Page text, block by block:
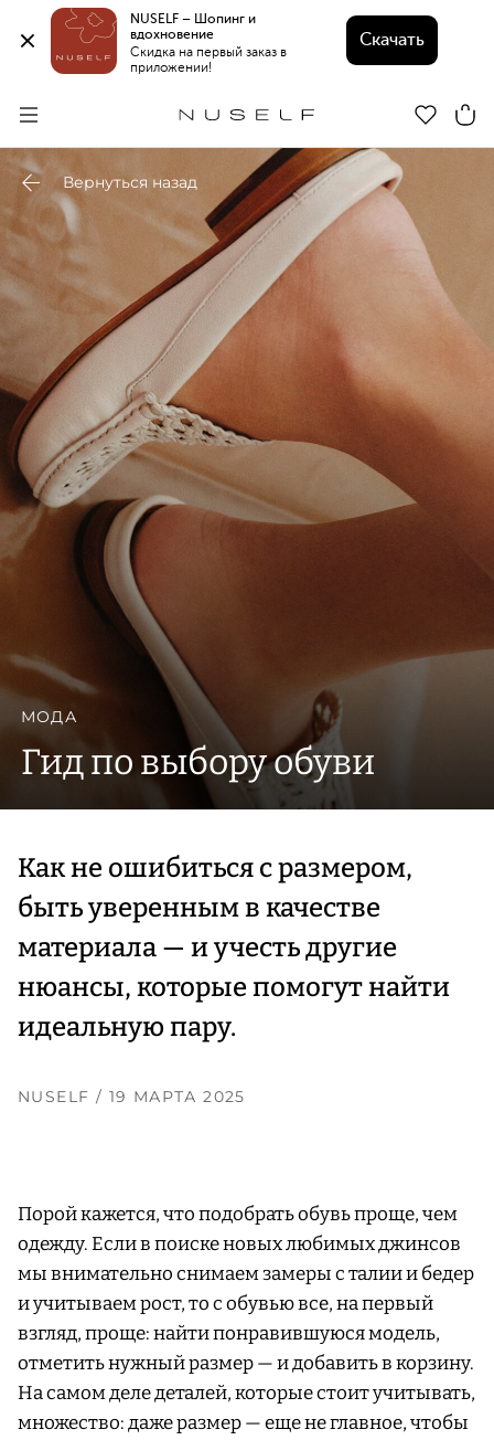
NUSELF – Шопинг и
вдохновение
Скидка на первый заказ в
приложении!
Скачать
Вернуться назад
МОДА
Гид по выбору обуви
Как не ошибиться с размером,
быть уверенным в качестве
материала — и учесть другие
нюансы, которые помогут найти
идеальную пару.
NUSELF / 19 МАРТА 2025
Порой кажется, что подобрать обувь проще, чем
одежду. Если в поиске новых любимых джинсов
мы внимательно снимаем замеры с талии и бедер
и учитываем рост, то с обувью все, на первый
взгляд, проще: найти понравившуюся модель,
отметить нужный размер — и добавить в корзину.
На самом деле деталей, которые стоит учитывать,
множество: даже размер — еще не главное, чтобы